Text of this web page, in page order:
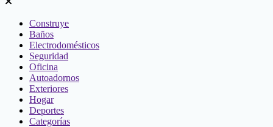
Construye
Baños
Electrodomésticos
Seguridad
Oficina
Autoadornos
Exteriores
Hogar
Deportes
Categorías